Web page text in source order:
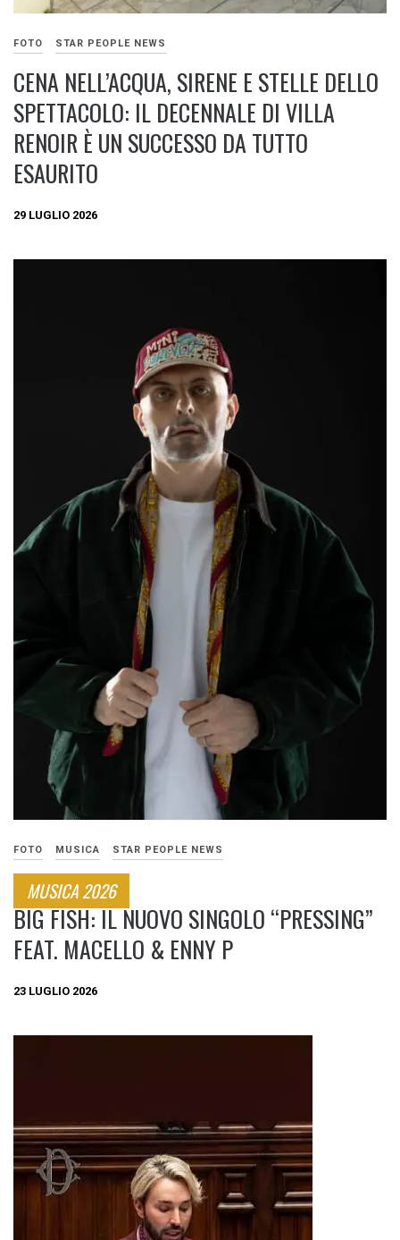
FOTO STAR PEOPLE NEWS
CENA NELL’ACQUA, SIRENE E STELLE DELLO
SPETTACOLO: IL DECENNALE DI VILLA
RENOIR È UN SUCCESSO DA TUTTO
ESAURITO
29 LUGLIO 2026
FOTO MUSICA STAR PEOPLE NEWS
MUSICA 2026
BIG FISH: IL NUOVO SINGOLO “PRESSING”
FEAT. MACELLO & ENNY P
23 LUGLIO 2026